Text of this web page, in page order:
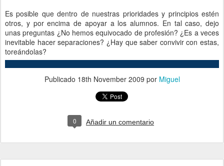
Es posible que dentro de nuestras prioridades y principios estén
otros, y por encima de apoyar a los alumnos. En tal caso, dejo
unas preguntas ¿No hemos equivocado de profesión? ¿Es a veces
inevitable hacer separaciones? ¿Hay que saber convivir con estas,
toreándolas?
Publicado 18th November 2009 por Miguel
0 Añadir un comentario